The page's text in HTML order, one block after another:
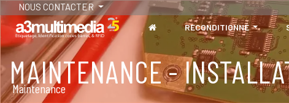
NOUS CONTACTER
RECONDITIONNÉ
MAINTENANCE -
Maintenance
TABLETTES
Tablettes durcies - Étanches - Résistantes